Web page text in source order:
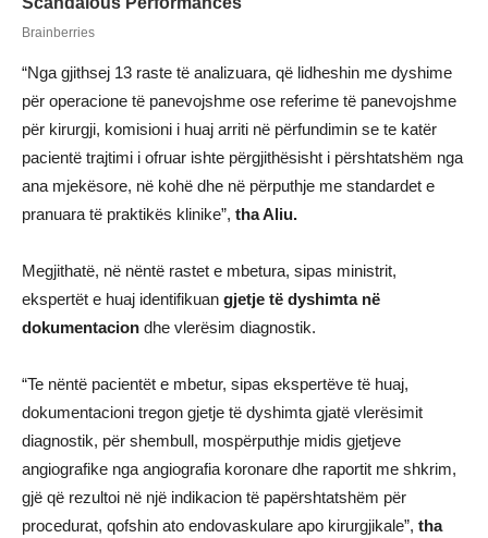
“Nga gjithsej 13 raste të analizuara, që lidheshin me dyshime
për operacione të panevojshme ose referime të panevojshme
për kirurgji, komisioni i huaj arriti në përfundimin se te katër
pacientë trajtimi i ofruar ishte përgjithësisht i përshtatshëm nga
ana mjekësore, në kohë dhe në përputhje me standardet e
pranuara të praktikës klinike”, tha Aliu.
Megjithatë, në nëntë rastet e mbetura, sipas ministrit,
ekspertët e huaj identifikuan gjetje të dyshimta në
dokumentacion dhe vlerësim diagnostik.
“Te nëntë pacientët e mbetur, sipas ekspertëve të huaj,
dokumentacioni tregon gjetje të dyshimta gjatë vlerësimit
diagnostik, për shembull, mospërputhje midis gjetjeve
angiografike nga angiografia koronare dhe raportit me shkrim,
gjë që rezultoi në një indikacion të papërshtatshëm për
procedurat, qofshin ato endovaskulare apo kirurgjikale”, tha